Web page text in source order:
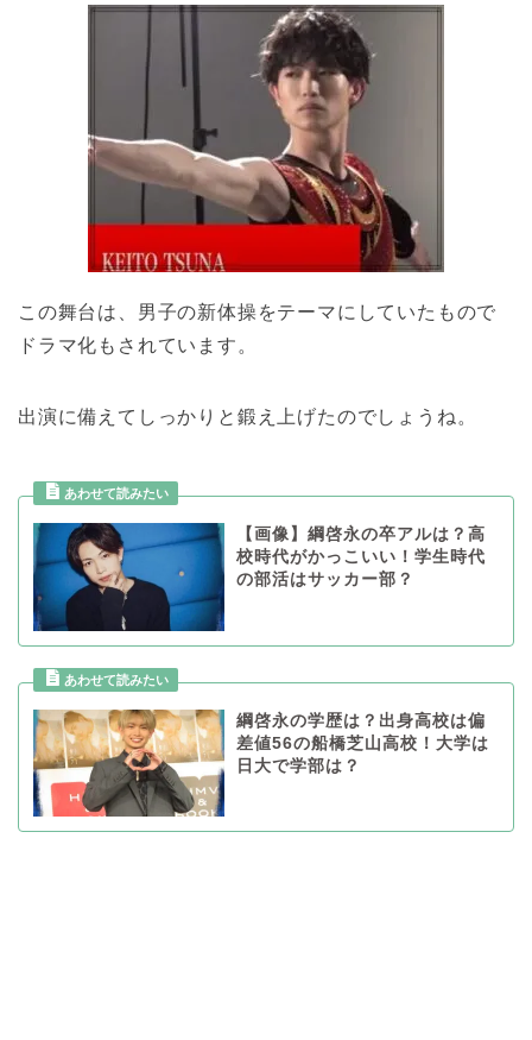
この舞台は、男子の新体操をテーマにしていたもので
ドラマ化もされています。
出演に備えてしっかりと鍛え上げたのでしょうね。
【画像】綱啓永の卒アルは？高
校時代がかっこいい！学生時代
の部活はサッカー部？
綱啓永の学歴は？出身高校は偏
差値56の船橋芝山高校！大学は
日大で学部は？